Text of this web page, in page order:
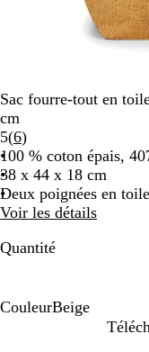
Sac fourre-tout en
cm
5(6Lire
les
6
avis
)
100 % coton épais,
38 x 44 x 18 cm
Deux poignées en
Voir les détails
Quantité
CouleurBeige